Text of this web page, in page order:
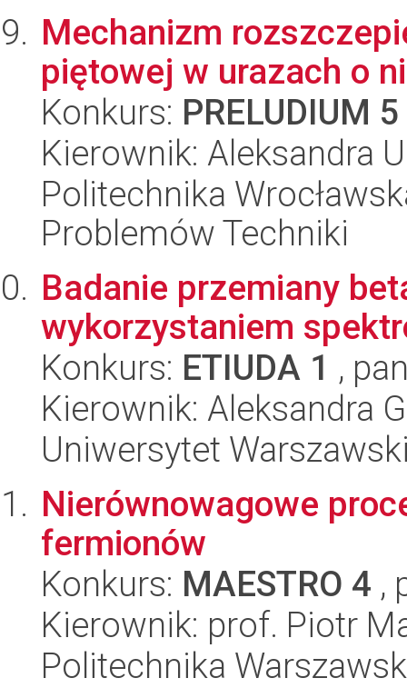
Mechanizm
piętowej w urazach o
Konkurs: PRELUDIUM 5
Kierownik: Aleksandra
Politechnika
Problemów Techniki
Badanie przemiany
wykorzystaniem
Konkurs: ETIUDA 1 ,
Kierownik: Aleksandra
Uniwersytet
Nierównowagowe
fermionów
Konkurs: MAESTRO 4 ,
Kierownik: prof. Piotr
Politechnika